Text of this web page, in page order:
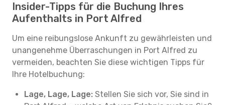
Insider-Tipps für die Buchung Ihres
Aufenthalts in Port Alfred
Um eine reibungslose Ankunft zu gewährleisten und
unangenehme Überraschungen in Port Alfred zu
vermeiden, beachten Sie diese wichtigen Tipps für
Ihre Hotelbuchung:
Lage, Lage, Lage: Stellen Sie sich vor, Sie sind in